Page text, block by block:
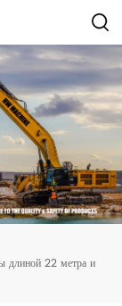
длиной 22 метра и